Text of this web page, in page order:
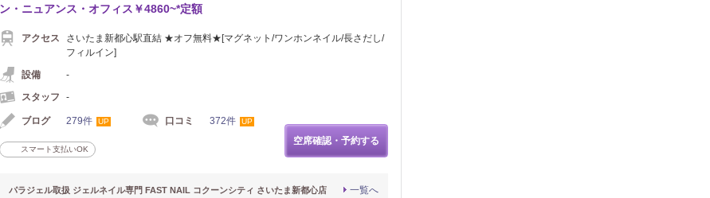
ン・ニュアンス・オフィス￥4860~*定額
アクセス
さいたま新都心駅直結 ★オフ無料★[マグネット/ワンホンネイル/長さだし/
フィルイン]
設備
-
スタッフ
-
ブログ 279件 UP 口コミ 372件 UP
スマート支払いOK
空席確認・予約する
一覧へ
パラジェル取扱 ジェルネイル専門 FAST NAIL コクーンシティ さいたま新都心店